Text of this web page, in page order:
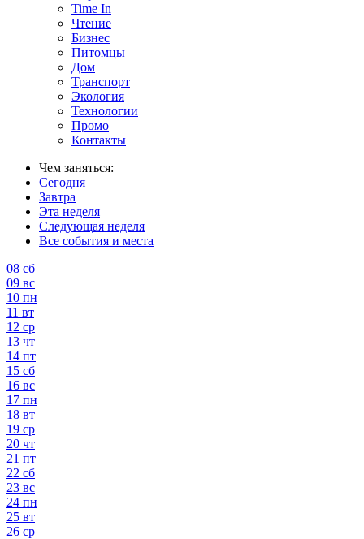
Time In
Чтение
Бизнес
Питомцы
Дом
Транспорт
Экология
Технологии
Промо
Контакты
Чем заняться:
Сегодня
Завтра
Эта неделя
Следующая неделя
Все события и места
08 сб
09 вс
10 пн
11 вт
12 ср
13 чт
14 пт
15 сб
16 вс
17 пн
18 вт
19 ср
20 чт
21 пт
22 сб
23 вс
24 пн
25 вт
26 ср